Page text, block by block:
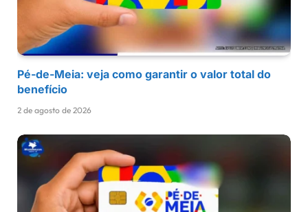
Pé-de-Meia: veja como garantir o valor total do
benefício
2 de agosto de 2026